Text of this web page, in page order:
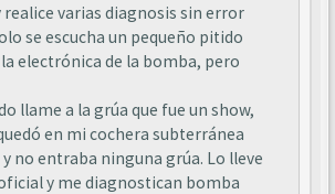
realice varias diagnosis sin error
se escucha un pequeño pitido
electrónica de la bomba, pero
llame a la grúa que fue un show,
en mi cochera subterránea
no entraba ninguna grúa. Lo lleve
y me diagnostican bomba